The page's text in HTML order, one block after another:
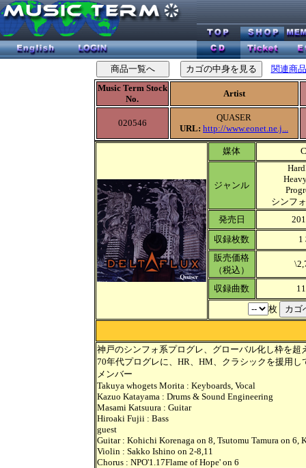
関連商
Music Term Stock
No.
Artist
020546
QUASER
URL: http://www.eonet.ne.j...
媒体
ジャンル
シンフ
発売日
収録枚数
1
販売価格
（税込）
収録曲数
枚
神戸のシンフォ系プログレ、グローバル化し枠を超
70年代プログレに、HR、HM、クラシックを援用し
メンバー
Takuya whogets Morita : Keyboards, Vocal
Kazuo Katayama : Drums & Sound Engineering
Masami Katsuura : Guitar
Hiroaki Fujii : Bass
guest
Guitar : Kohichi Korenaga on 8, Tsutomu Tamura on 6,
Violin : Sakko Ishino on 2-8,11
Chorus : NPO'1.17Flame of Hope' on 6